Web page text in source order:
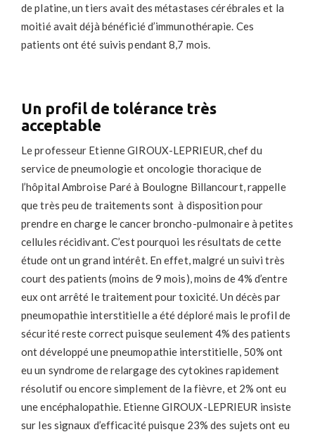
de platine, un tiers avait des métastases cérébrales et la
moitié avait déjà bénéficié d’immunothérapie. Ces
patients ont été suivis pendant 8,7 mois.
Un profil de tolérance très
acceptable
Le professeur Etienne GIROUX-LEPRIEUR, chef du
service de pneumologie et oncologie thoracique de
l’hôpital Ambroise Paré à Boulogne Billancourt, rappelle
que très peu de traitements sont à disposition pour
prendre en charge le cancer broncho-pulmonaire à petites
cellules récidivant. C’est pourquoi les résultats de cette
étude ont un grand intérêt. En effet, malgré un suivi très
court des patients (moins de 9 mois), moins de 4% d’entre
eux ont arrêté le traitement pour toxicité. Un décès par
pneumopathie interstitielle a été déploré mais le profil de
sécurité reste correct puisque seulement 4% des patients
ont développé une pneumopathie interstitielle, 50% ont
eu un syndrome de relargage des cytokines rapidement
résolutif ou encore simplement de la fièvre, et 2% ont eu
une encéphalopathie. Etienne GIROUX-LEPRIEUR insiste
sur les signaux d’efficacité puisque 23% des sujets ont eu